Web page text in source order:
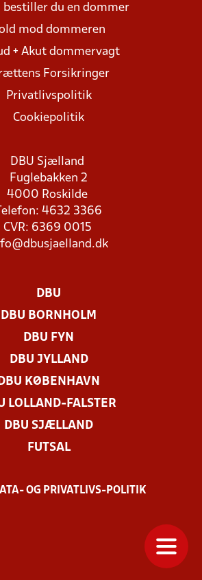
bestiller du en dommer
mod dommeren
+ Akut dommervagt
Forsikringer
Privatlivspolitik
Cookiepolitik
DBU Sjælland
Fuglebakken 2
4000 Roskilde
Telefon: 4632 3366
CVR: 6369 0015
DBU
DBU BORNHOLM
DBU FYN
DBU JYLLAND
DBU KØBENHAVN
LOLLAND-FALSTER
DBU SJÆLLAND
FUTSAL
OG PRIVATLIVS-POLITIK